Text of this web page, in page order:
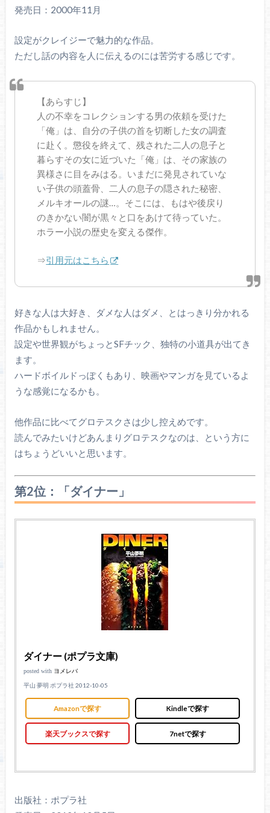
発売日：2000年11月
設定がクレイジーで魅力的な作品。
ただし話の内容を人に伝えるのには苦労する感じです。
【あらすじ】
人の不幸をコレクションする男の依頼を受けた
「俺」は、自分の子供の首を切断した女の調査
に赴く。懲役を終えて、残された二人の息子と
暮らすその女に近づいた「俺」は、その家族の
異様さに目をみはる。いまだに発見されていな
い子供の頭蓋骨、二人の息子の隠された秘密、
メルキオールの謎…。そこには、もはや後戻り
のきかない闇が黒々と口をあけて待っていた。
ホラー小説の歴史を変える傑作。
⇒引用元はこちら
好きな人は大好き、ダメな人はダメ、とはっきり分かれる
作品かもしれません。
設定や世界観がちょっとSFチック、独特の小道具が出てき
ます。
ハードボイルドっぽくもあり、映画やマンガを見ているよ
うな感覚になるかも。
他作品に比べてグロテスクさは少し控えめです。
読んでみたいけどあんまりグロテスクなのは、という方に
はちょうどいいと思います。
第2位：「ダイナー」
ダイナー (ポプラ文庫)
posted with ヨメレバ
平山 夢明 ポプラ社 2012-10-05
Amazonで探す Kindleで探す
楽天ブックスで探す 7netで探す
出版社：ポプラ社